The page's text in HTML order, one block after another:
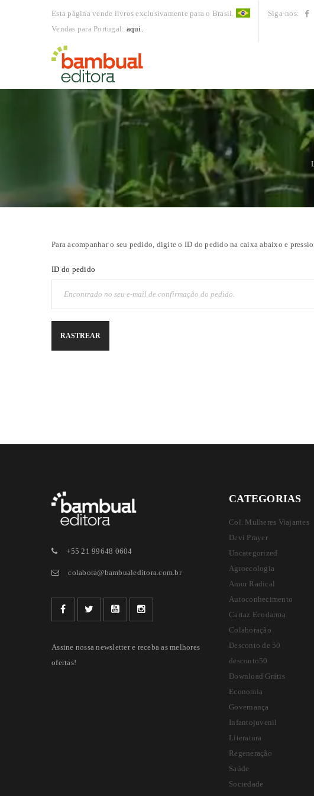
Esta página vende livros exclusivamente para o Brasil.
Vendas para Portugal: aqui.
Siga-nos:
Para acompanhar o seu pedido, digite o ID do pedido na caixa abaixo e
ID do pedido
RASTREAR
+55 21 99648 0604
colabora@bambualeditora.com.br
Assine nossa newsletter e receba as melhores
ofertas!
CATEGORIAS
Col. Mulheres Viajantes
Devi Prayer
Uncategorized
Agroecologia
Amor Radical
Autoconhecimento
Cartaz Ecodarma
Colaboração
Desconto de 50
desconto50
Download Grátis
Economia
Governança
Infantojuvenil
Literatura
Regeneração
Saúde
Sociedade